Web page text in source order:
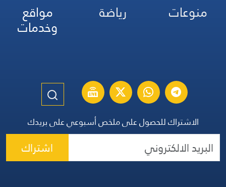
منوعات
رياضة مواقع
وخدمات
الاشتراك للحصول على ملخص أسبوعي على بريدك
اشتراك